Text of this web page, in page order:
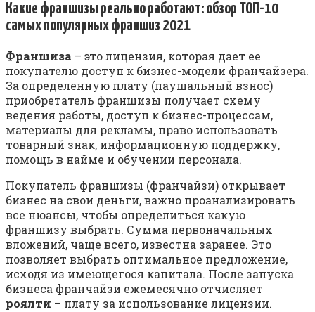
Какие франшизы реально работают: обзор ТОП-10
самых популярных франшиз 2021
Франшиза – это лицензия, которая дает ее
покупателю доступ к бизнес-модели франчайзера.
За определенную плату (паушальный взнос)
приобретатель франшизы получает схему
ведения работы, доступ к бизнес-процессам,
материалы для рекламы, право использовать
товарный знак, информационную поддержку,
помощь в найме и обучении персонала.
Покупатель франшизы (франчайзи) открывает
бизнес на свои деньги, важно проанализировать
все нюансы, чтобы определиться какую
франшизу выбрать. Сумма первоначальных
вложений, чаще всего, известна заранее. Это
позволяет выбрать оптимальное предложение,
исходя из имеющегося капитала. После запуска
бизнеса франчайзи ежемесячно отчисляет
роялти – плату за использование лицензии.